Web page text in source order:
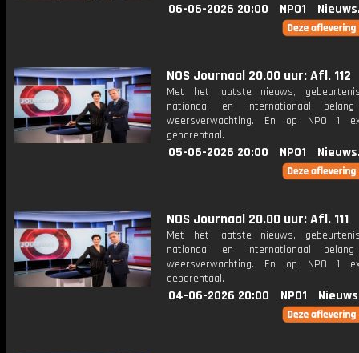
06-06-2026 20:00 NPO1
NOS Journaal 20.00 uur: Afl. 112
Met het laatste nieuws,
nationaal en internationaal
weersverwachting. En op NPO 1
gebarentaal.
05-06-2026 20:00 NPO1
NOS Journaal 20.00 uur: Afl. 111
Met het laatste nieuws,
nationaal en internationaal
weersverwachting. En op NPO 1
gebarentaal.
04-06-2026 20:00 NPO1